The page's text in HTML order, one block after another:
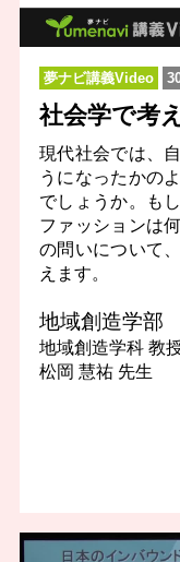
夢ナビ講義Video
社会学で考
現代社会では、
うになったかの
でしょうか。も
ファッションは
の問いについて
えます。
地域創造学部
地域創造学科 教
松岡 慧祐 先生